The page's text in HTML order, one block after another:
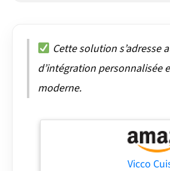
Cette solution s’adresse
d’intégration personnalisée
moderne.
Vicco